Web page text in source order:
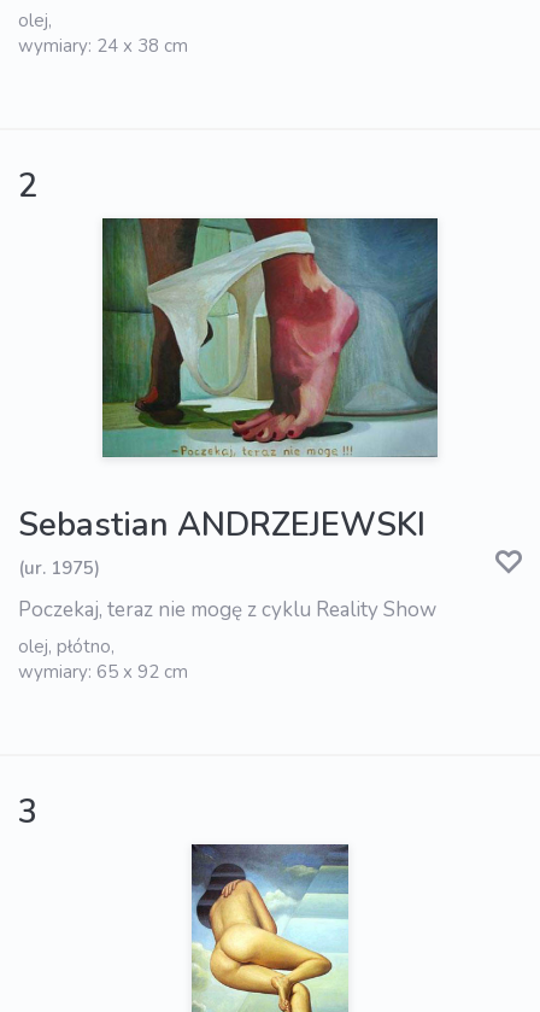
olej,
wymiary: 24 x 38 cm
2
Sebastian ANDRZEJEWSKI
(ur. 1975)
Poczekaj, teraz nie mogę z cyklu Reality Show
olej, płótno,
wymiary: 65 x 92 cm
3